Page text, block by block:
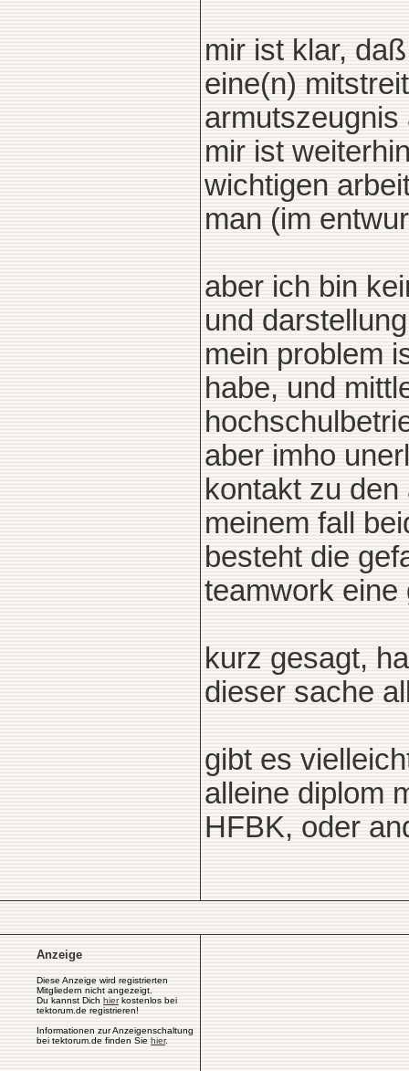
mir ist klar,
eine(n)
armutszeugnis
mir ist
wichtigen
man (im
aber ich bin
und
mein problem
habe, und
aber imho
kontakt zu
meinem fall
besteht die
teamwork eine
kurz gesagt,
dieser sache
gibt es
alleine diplom
HFBK, oder
Anzeige
Diese Anzeige wird registrierten
Mitgliedern nicht angezeigt.
Du kannst Dich hierkostenlos bei
tektorum.de registrieren!
Informationen zur Anzeigenschaltung
bei tektorum.de finden Sie hier.